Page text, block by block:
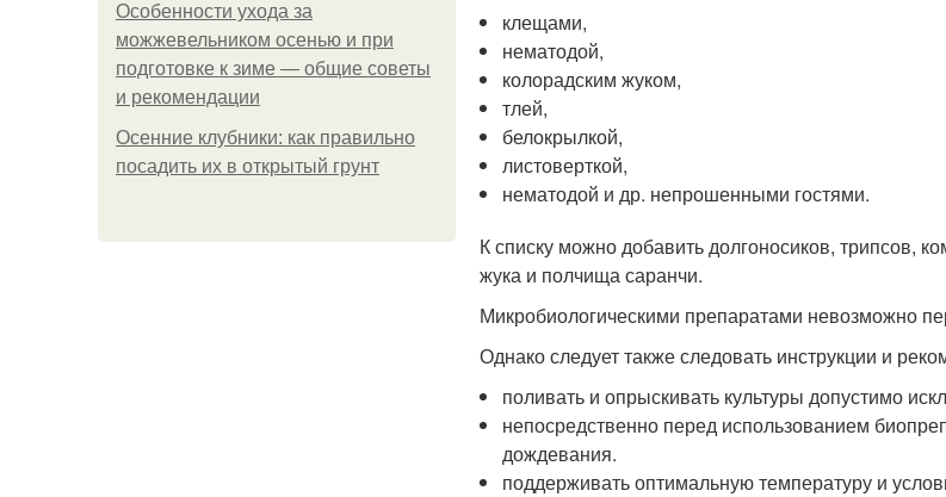
Особенности ухода за
можжевельником осенью и при
подготовке к зиме — общие советы
и рекомендации
Осенние клубники: как правильно
посадить их в открытый грунт
клещами,
нематодой,
колорадским жуком,
тлей,
белокрылкой,
листоверткой,
нематодой и др. непрошенными гостями.
К списку можно добавить долгоносиков, трипсов,
жука и полчища саранчи.
Микробиологическими препаратами невозможно
Однако следует также следовать инструкции и
поливать и опрыскивать культуры допустимо
непосредственно перед использованием
дождевания.
поддерживать оптимальную температуру и